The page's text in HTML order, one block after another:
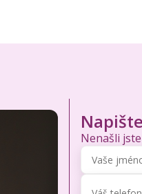
Nenašli